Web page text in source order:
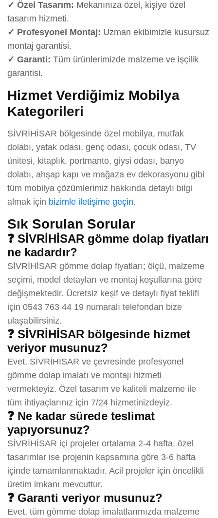
✓ Özel Tasarım: Mekanınıza özel, kişiye özel
tasarım hizmeti.
✓ Profesyonel Montaj: Uzman ekibimizle kusursuz
montaj garantisi.
✓ Garanti: Tüm ürünlerimizde malzeme ve işçilik
garantisi.
Hizmet Verdiğimiz Mobilya
Kategorileri
SİVRİHİSAR bölgesinde özel mobilya, mutfak
dolabı, yatak odası, genç odası, çocuk odası, TV
ünitesi, kitaplık, portmanto, giysi odası, banyo
dolabı, ahşap kapı ve mağaza ev dekorasyonu gibi
tüm mobilya çözümlerimiz hakkında detaylı bilgi
almak için bizimle iletişime geçin.
Sık Sorulan Sorular
❓ SİVRİHİSAR gömme dolap fiyatları
ne kadardır?
SİVRİHİSAR gömme dolap fiyatları; ölçü, malzeme
seçimi, model detayları ve montaj koşullarına göre
değişmektedir. Ücretsiz keşif ve detaylı fiyat teklifi
için 0543 763 44 19 numaralı telefondan bize
ulaşabilirsiniz.
❓ SİVRİHİSAR bölgesinde hizmet
veriyor musunuz?
Evet, SİVRİHİSAR ve çevresinde profesyonel
gömme dolap imalatı ve montajı hizmeti
vermekteyiz. Özel tasarım ve kaliteli malzeme ile
tüm ihtiyaçlarınız için 7/24 hizmetinizdeyiz.
❓ Ne kadar sürede teslimat
yapıyorsunuz?
SİVRİHİSAR içi projeler ortalama 2-4 hafta, özel
tasarımlar ise projenin kapsamına göre 3-6 hafta
içinde tamamlanmaktadır. Acil projeler için öncelikli
üretim imkanı mevcuttur.
❓ Garanti veriyor musunuz?
Evet, tüm gömme dolap imalatlarımızda malzeme